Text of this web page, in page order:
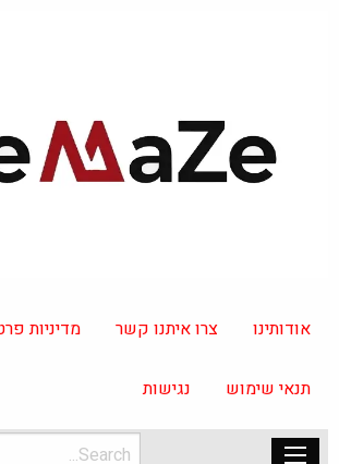
אודותינו צרו איתנו קשר מדיניות
תנאי שימוש נגישות